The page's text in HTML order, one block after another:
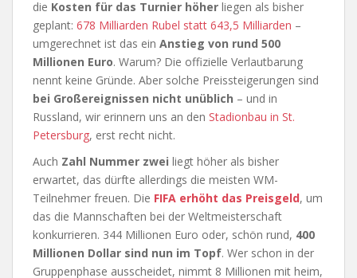
die Kosten für das Turnier höher liegen als bisher
geplant: 678 Milliarden Rubel statt 643,5 Milliarden –
umgerechnet ist das ein Anstieg von rund 500
Millionen Euro. Warum? Die offizielle Verlautbarung
nennt keine Gründe. Aber solche Preissteigerungen sind
bei Großereignissen nicht unüblich – und in
Russland, wir erinnern uns an den Stadionbau in St.
Petersburg, erst recht nicht.
Auch Zahl Nummer zwei liegt höher als bisher
erwartet, das dürfte allerdings die meisten WM-
Teilnehmer freuen. Die FIFA erhöht das Preisgeld, um
das die Mannschaften bei der Weltmeisterschaft
konkurrieren. 344 Millionen Euro oder, schön rund, 400
Millionen Dollar sind nun im Topf. Wer schon in der
Gruppenphase ausscheidet, nimmt 8 Millionen mit heim,